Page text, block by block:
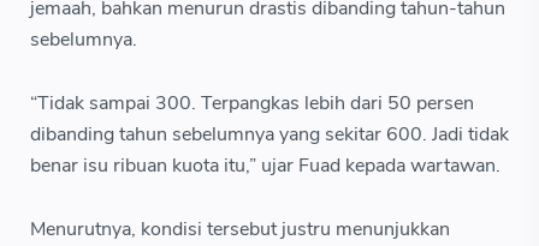
jemaah, bahkan menurun drastis dibanding tahun-tahun
sebelumnya.
“Tidak sampai 300. Terpangkas lebih dari 50 persen
dibanding tahun sebelumnya yang sekitar 600. Jadi tidak
benar isu ribuan kuota itu,” ujar Fuad kepada wartawan.
Menurutnya, kondisi tersebut justru menunjukkan